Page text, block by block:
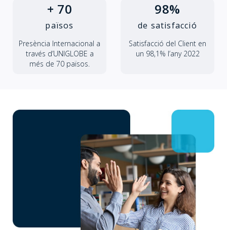
+ 70
països
Presència Internacional a
través d’UNIGLOBE a
més de 70 països.
98%
de satisfacció
Satisfacció del Client en
un 98,1% l’any 2022